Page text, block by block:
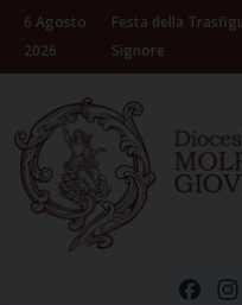
Skip
content
6 Agosto
2026
Festa della
Signore